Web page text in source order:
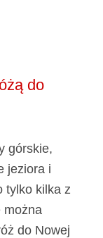
do
górskie,
jeziora i
tylko kilka z
można
do Nowej